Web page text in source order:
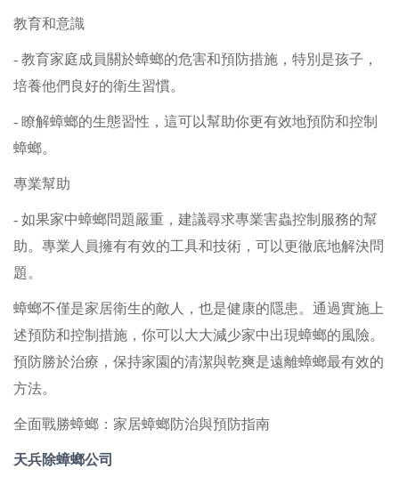
教育和意識
- 教育家庭成員關於蟑螂的危害和預防措施，特別是孩子，
培養他們良好的衛生習慣。
- 瞭解蟑螂的生態習性，這可以幫助你更有效地預防和控制
蟑螂。
專業幫助
- 如果家中蟑螂問題嚴重，建議尋求專業害蟲控制服務的幫
助。專業人員擁有有效的工具和技術，可以更徹底地解決問
題。
蟑螂不僅是家居衛生的敵人，也是健康的隱患。通過實施上
述預防和控制措施，你可以大大減少家中出現蟑螂的風險。
預防勝於治療，保持家園的清潔與乾爽是遠離蟑螂最有效的
方法。
全面戰勝蟑螂：家居蟑螂防治與預防指南
天兵除蟑螂公司